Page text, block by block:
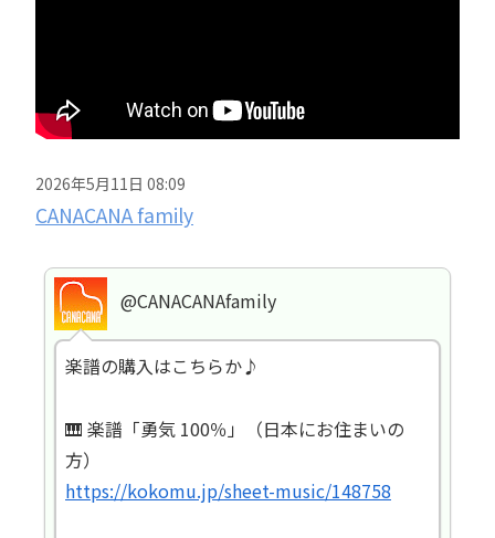
2026年5月11日 08:09
CANACANA family
@CANACANAfamily
楽譜の購入はこちらか♪
🎹 楽譜「勇気 100％」（日本にお住まいの
方）
https://kokomu.jp/sheet-music/148758